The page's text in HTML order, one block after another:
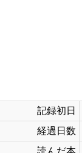
記録初日
経過日数
読んだ本